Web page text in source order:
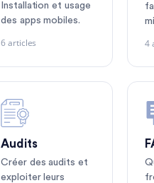
Installation et usage
des apps mobiles.
6 articles 4
Audits
Créer des audits et
exploiter leurs